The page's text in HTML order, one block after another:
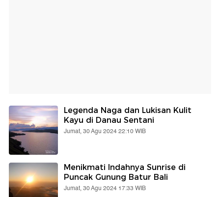
Legenda Naga dan Lukisan Kulit
Kayu di Danau Sentani
Jumat, 30 Agu 2024 22:10 WIB
Menikmati Indahnya Sunrise di
Puncak Gunung Batur Bali
Jumat, 30 Agu 2024 17:33 WIB